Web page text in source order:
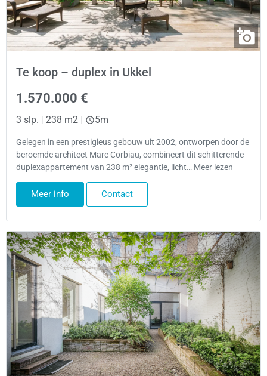
Te koop – duplex in Ukkel
1.570.000 €
3 slp. 238 m2 5m
Gelegen in een prestigieus gebouw uit 2002, ontworpen door de
beroemde architect Marc Corbiau, combineert dit schitterende
duplexappartement van 238 m² elegantie, licht… Meer lezen
Meer info Contact